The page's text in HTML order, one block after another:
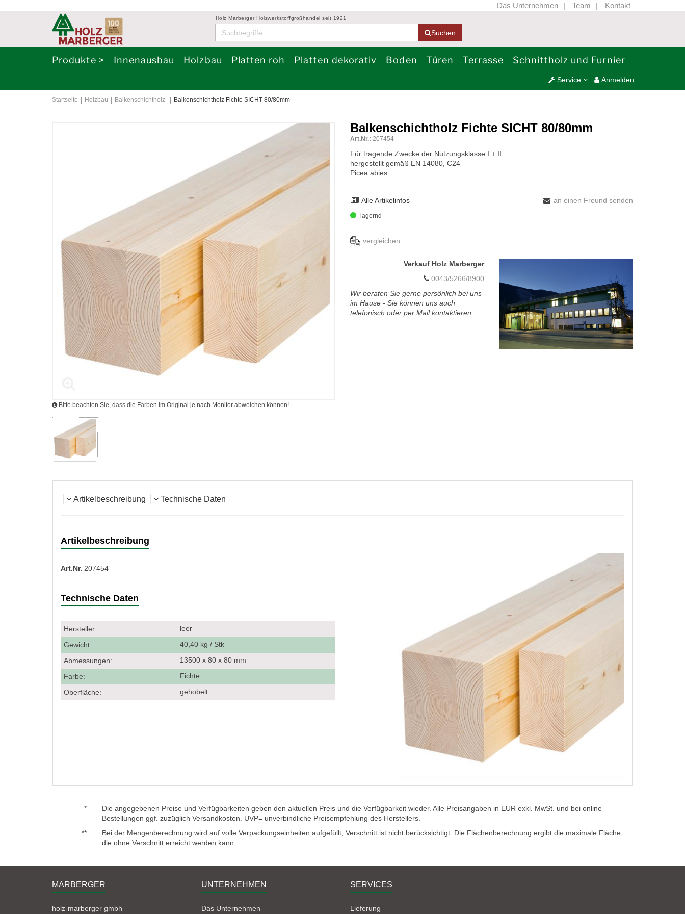
Das Unternehmen Team Kontakt
Holz Marberger Holzwerkstoffgroßhandel seit 1921
Suchen
Produkte > Innenausbau Holzbau Platten roh Platten dekorativ Boden Türen Terrasse Schnittholz und Furnier
Anmelden
Service
Startseite Holzbau Balkenschichtholz Balkenschichtholz Fichte SICHT 80/80mm
Bitte beachten Sie, dass die Farben im Original je nach Monitor abweichen können!
Balkenschichtholz Fichte SICHT 80/80mm
Art.Nr.: 207454
Für tragende Zwecke der Nutzungsklasse I + II
hergestellt gemäß EN 14080, C24
Picea abies
Alle Artikelinfos an einen Freund senden
lagernd
vergleichen
Verkauf Holz Marberger
0043/5266/8900
Wir beraten Sie gerne persönlich bei uns
im Hause - Sie können uns auch
telefonisch oder per Mail kontaktieren
Artikelbeschreibung Technische Daten
Artikelbeschreibung
Art.Nr. 207454
Technische Daten
Hersteller:
leer
Gewicht:
40,40 kg / Stk
Abmessungen:
13500 x 80 x 80 mm
Farbe:
Fichte
Oberfläche:
gehobelt
*
Die angegebenen Preise und Verfügbarkeiten geben den aktuellen Preis und die Verfügbarkeit wieder. Alle Preisangaben in EUR exkl. MwSt. und bei online
Bestellungen ggf. zuzüglich Versandkosten. UVP= unverbindliche Preisempfehlung des Herstellers.
**
Bei der Mengenberechnung wird auf volle Verpackungseinheiten aufgefüllt, Verschnitt ist nicht berücksichtigt. Die Flächenberechnung ergibt die maximale Fläche,
die ohne Verschnitt erreicht werden kann.
MARBERGER
holz-marberger gmbh
UNTERNEHMEN
Das Unternehmen
SERVICES
Lieferung